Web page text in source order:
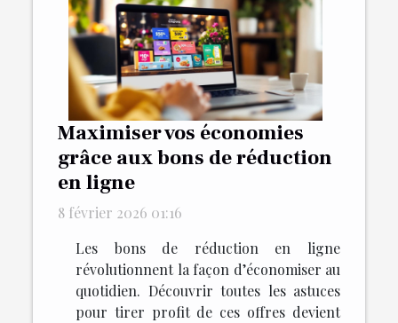
Maximiser vos économies
grâce aux bons de réduction
en ligne
8 février 2026 01:16
Les bons de réduction en ligne
révolutionnent la façon d’économiser au
quotidien. Découvrir toutes les astuces
pour tirer profit de ces offres devient